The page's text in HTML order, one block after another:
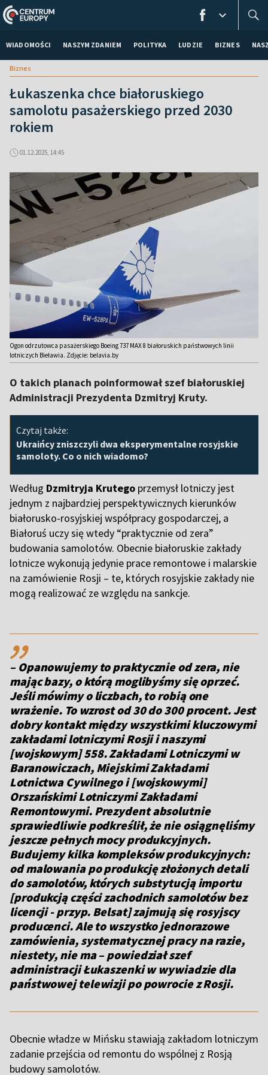
WIADOMOŚCI NASZYM ZDANIEM POLITYKA LUDZIE BIZNES
Biznes
Łukaszenka chce białoruskiego
samolotu pasażerskiego przed 2030
rokiem
01.12.2025, 14:45
Ogon odrzutowca pasażerskiego Boeing 737 MAX 8 białoruskich państwowych linii
lotniczych Bieławia. Zdjęcie: belavia.by
O takich planach poinformował szef białoruskiej
Administracji Prezydenta Dzmitryj Kruty.
Czytaj także:
Ukraińcy zniszczyli dwa eksperymentalne rosyjskie
samoloty. Co o nich wiadomo?
Według Dzmitryja Krutego przemysł lotniczy jest
jednym z najbardziej perspektywicznych kierunków
białorusko-rosyjskiej współpracy gospodarczej, a
Białoruś uczy się wtedy “praktycznie od zera”
budowania samolotów. Obecnie białoruskie zakłady
lotnicze wykonują jedynie prace remontowe i malarskie
na zamówienie Rosji – te, których rosyjskie zakłady nie
mogą realizować ze względu na sankcje.
,,
– Opanowujemy to praktycznie od zera, nie
mając bazy, o którą moglibyśmy się oprzeć.
Jeśli mówimy o liczbach, to robią one
wrażenie. To wzrost od 30 do 300 procent. Jest
dobry kontakt między wszystkimi kluczowymi
zakładami lotniczymi Rosji i naszymi
[wojskowym] 558. Zakładami Lotniczymi w
Baranowiczach, Miejskimi Zakładami
Lotnictwa Cywilnego i [wojskowymi]
Orszańskimi Lotniczymi Zakładami
Remontowymi. Prezydent absolutnie
sprawiedliwie podkreślił, że nie osiągnęliśmy
jeszcze pełnych mocy produkcyjnych.
Budujemy kilka kompleksów produkcyjnych:
od malowania po produkcję złożonych detali
do samolotów, których substytucją importu
[produkcją części zachodnich samolotów bez
licencji - przyp. Belsat] zajmują się rosyjscy
producenci. Ale to wszystko jednorazowe
zamówienia, systematycznej pracy na razie,
niestety, nie ma – powiedział szef
administracji Łukaszenki w wywiadzie dla
państwowej telewizji po powrocie z Rosji.
Obecnie władze w Mińsku stawiają zakładom lotniczym
zadanie przejścia od remontu do wspólnej z Rosją
budowy samolotów.